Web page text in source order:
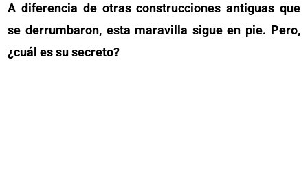
A diferencia de otras construcciones antiguas que
se derrumbaron, esta maravilla sigue en pie. Pero,
¿cuál es su secreto?